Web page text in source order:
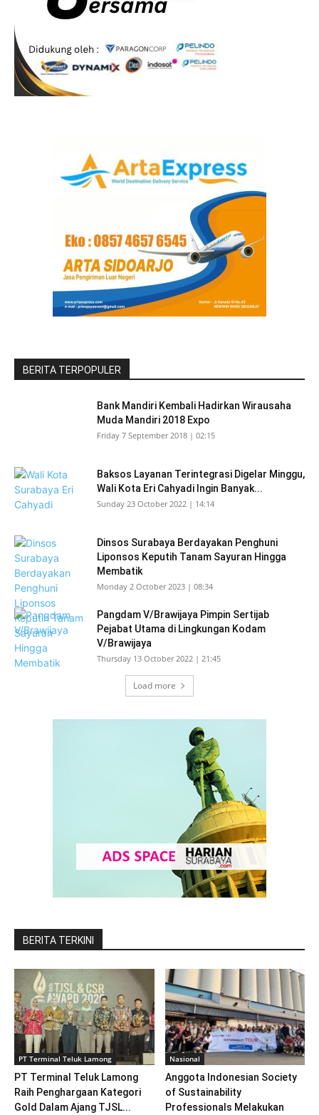
BERITA TERPOPULER
Bank Mandiri Kembali Hadirkan Wirausaha
Muda Mandiri 2018 Expo
Friday 7 September 2018 | 02:15
Baksos Layanan Terintegrasi Digelar Minggu,
Wali Kota Eri Cahyadi Ingin Banyak...
Sunday 23 October 2022 | 14:14
Dinsos Surabaya Berdayakan Penghuni
Liponsos Keputih Tanam Sayuran Hingga
Membatik
Monday 2 October 2023 | 08:34
Pangdam V/Brawijaya Pimpin Sertijab
Pejabat Utama di Lingkungan Kodam
V/Brawijaya
Thursday 13 October 2022 | 21:45
Load more
BERITA TERKINI
PT Terminal Teluk Lamong
PT Terminal Teluk Lamong
Raih Penghargaan Kategori
Gold Dalam Ajang TJSL...
Nasional
Anggota Indonesian Society
of Sustainability
Professionals Melakukan